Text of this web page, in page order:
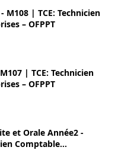
M108 | TCE: Technicien
– OFPPT
| TCE: Technicien
– OFPPT
et Orale Année2 -
Comptable